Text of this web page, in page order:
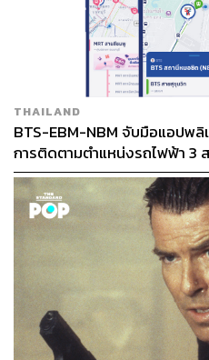
THAILAND
BTS-EBM-NBM จับมือแอปพลิ
การติดตามตำแหน่งรถไฟฟ้า 3